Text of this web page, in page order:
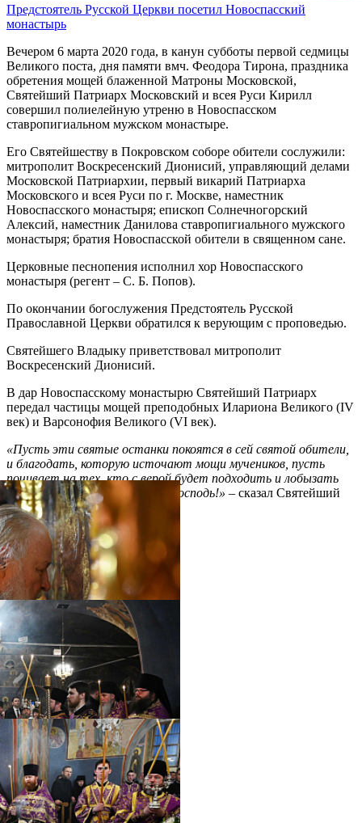
Предстоятель Русской Церкви посетил Новоспасский
монастырь
Вечером 6 марта 2020 года, в канун субботы первой седмицы
Великого поста, дня памяти вмч. Феодора Тирона, праздника
обретения мощей блаженной Матроны Московской,
Святейший Патриарх Московский и всея Руси Кирилл
совершил полиелейную утреню в Новоспасском
ставропигиальном мужском монастыре.
Его Святейшеству в Покровском соборе обители сослужили:
митрополит Воскресенский Дионисий, управляющий делами
Московской Патриархии, первый викарий Патриарха
Московского и всея Руси по г. Москве, наместник
Новоспасского монастыря; епископ Солнечногорский
Алексий, наместник Данилова ставропигиального мужского
монастыря; братия Новоспасской обители в священном сане.
Церковные песнопения исполнил хор Новоспасского
монастыря (регент – С. Б. Попов).
По окончании богослужения Предстоятель Русской
Православной Церкви обратился к верующим c проповедью.
Святейшего Владыку приветствовал митрополит
Воскресенский Дионисий.
В дар Новоспасскому монастырю Святейший Патриарх
передал частицы мощей преподобных Илариона Великого (IV
век) и Варсонофия Великого (VI век).
«Пусть эти святые останки покоятся в сей святой обители,
и благодать, которую источают мощи мучеников, пусть
почивает на тех, кто с верой будет подходить и лобызать
эти святые мощи. Храни вас Господь!» – сказал Святейший
Патриарх Кирилл.
Распечатать
Фото